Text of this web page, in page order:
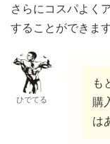
さらにコスパよく
することができます
ひでてる
も
購
は